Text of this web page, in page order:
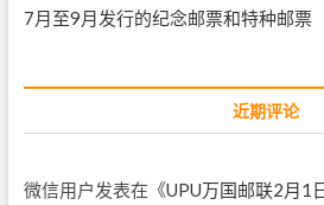
7月至9月发行的纪念邮票和特种邮票
近期评论
微信用户发表在《UPU万国邮联2月1